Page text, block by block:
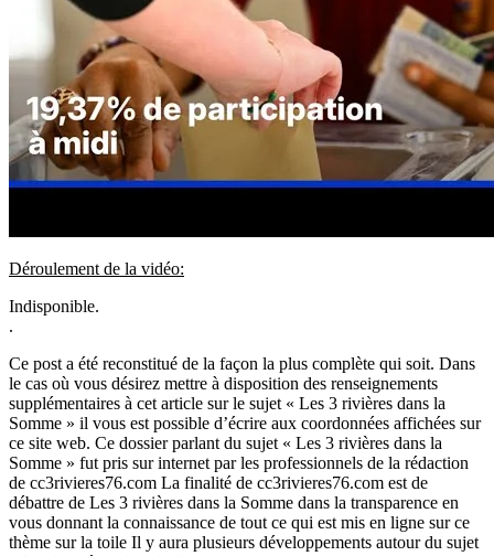
Déroulement de la vidéo:
Indisponible.
.
Ce post a été reconstitué de la façon la plus complète qui soit. Dans
le cas où vous désirez mettre à disposition des renseignements
supplémentaires à cet article sur le sujet « Les 3 rivières dans la
Somme » il vous est possible d’écrire aux coordonnées affichées sur
ce site web. Ce dossier parlant du sujet « Les 3 rivières dans la
Somme » fut pris sur internet par les professionnels de la rédaction
de cc3rivieres76.com La finalité de cc3rivieres76.com est de
débattre de Les 3 rivières dans la Somme dans la transparence en
vous donnant la connaissance de tout ce qui est mis en ligne sur ce
thème sur la toile Il y aura plusieurs développements autour du sujet